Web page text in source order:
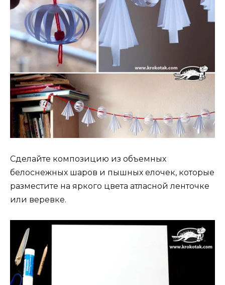
Сделайте композицию из объемных
белоснежных шаров и пышных елочек, которые
разместите на яркого цвета атласной ленточке
или веревке.